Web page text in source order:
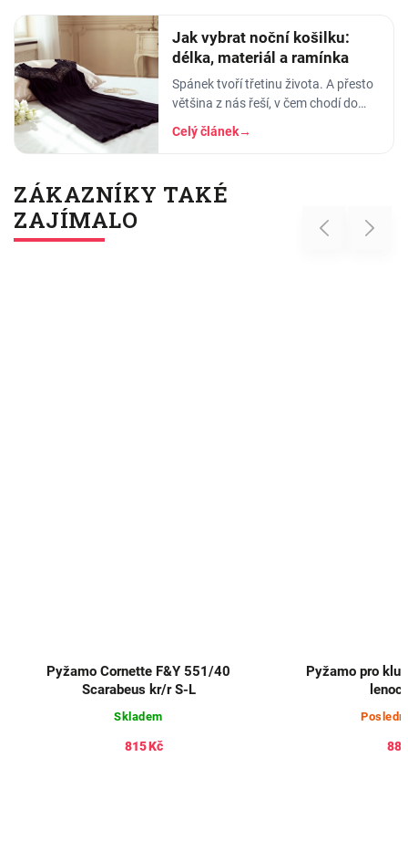
Jak vybrat noční košilku:
délka, materiál a ramínka
Spánek tvoří třetinu života. A přesto
většina z nás řeší, v čem chodí do
práce, do divadla nebo na rande, ale
to, v čem stráví těch osm hodin…
Celý článek→
ZÁKAZNÍKY TAKÉ
ZAJÍMALO
Previous
Pyžamo Cornette F&Y 551/40
Scarabeus kr/r S-L
Skladem
815 Kč
Pyžamo pro
Next